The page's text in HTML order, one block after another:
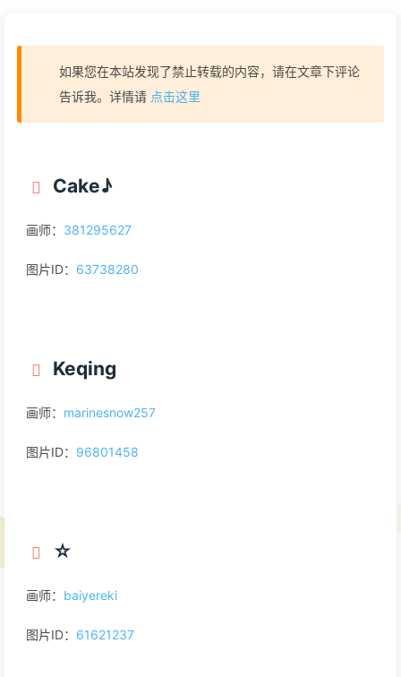
如果您在本站发现了禁止转载的内容，请在文章下评论
告诉我。详情请 点击这里
Cake♪
画师： 381295627
图片ID： 63738280
Keqing
画师： marinesnow257
图片ID： 96801458
☆
画师： baiyereki
图片ID： 61621237